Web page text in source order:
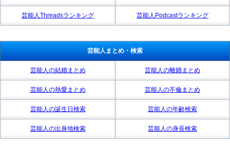
芸能人Threadsランキング 芸能人Podcastランキング
芸能人まとめ・検索
芸能人の結婚まとめ 芸能人の離婚まとめ
芸能人の熱愛まとめ 芸能人の不倫まとめ
芸能人の誕生日検索 芸能人の年齢検索
芸能人の出身地検索 芸能人の身長検索